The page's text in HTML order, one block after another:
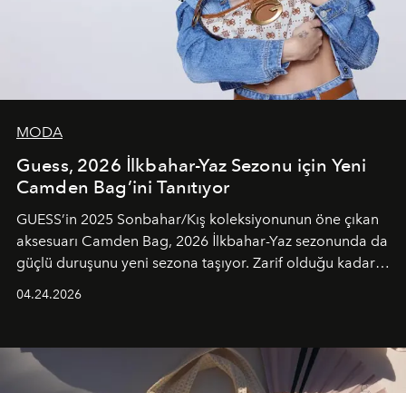
MODA
Guess, 2026 İlkbahar-Yaz Sezonu için Yeni
Camden Bag’ini Tanıtıyor
GUESS’in 2025 Sonbahar/Kış koleksiyonunun öne çıkan
aksesuarı Camden Bag, 2026 İlkbahar-Yaz sezonunda da
güçlü duruşunu yeni sezona taşıyor. Zarif olduğu kadar
04.24.2026